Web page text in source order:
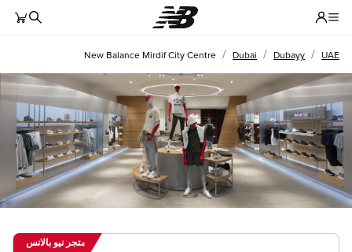
نموذج
UAE
/
Dubayy
/
Dubai
/
New Balance Mirdif City Centre
متجر نيو بالانس